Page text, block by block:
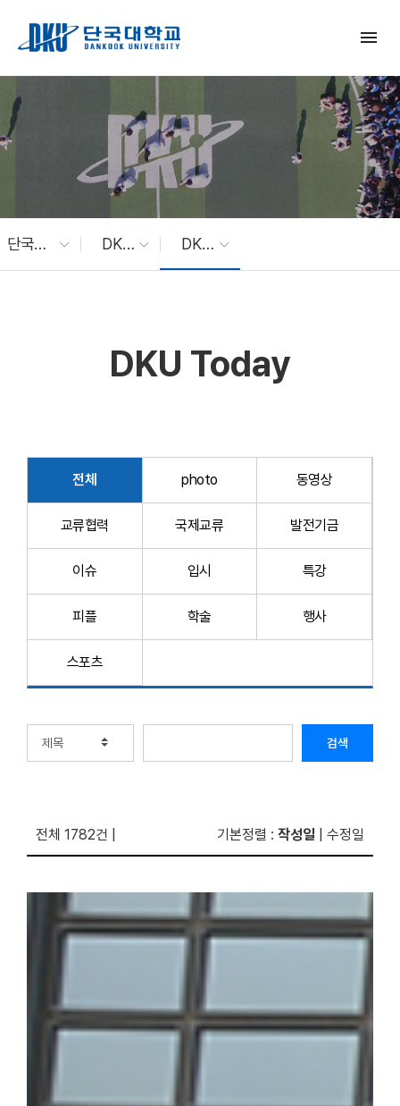
menu
단국대 소식 DKU News DKU Today
DKU Today
전체 photo 동영상
교류협력 국제교류 발전기금
이슈 입시 특강
피플 학술 행사
스포츠
검색
전체 1782건 기본정렬 : 작성일 수정일